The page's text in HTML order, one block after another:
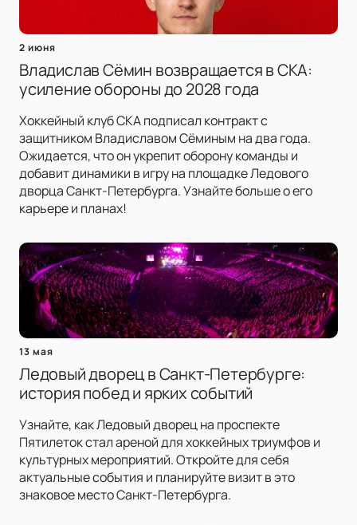
2 июня
Владислав Сёмин возвращается в СКА:
усиление обороны до 2028 года
Хоккейный клуб СКА подписал контракт с
защитником Владиславом Сёминым на два года.
Ожидается, что он укрепит оборону команды и
добавит динамики в игру на площадке Ледового
дворца Санкт-Петербурга. Узнайте больше о его
карьере и планах!
13 мая
Ледовый дворец в Санкт-Петербурге:
история побед и ярких событий
Узнайте, как Ледовый дворец на проспекте
Пятилеток стал ареной для хоккейных триумфов и
культурных мероприятий. Откройте для себя
актуальные события и планируйте визит в это
знаковое место Санкт-Петербурга.